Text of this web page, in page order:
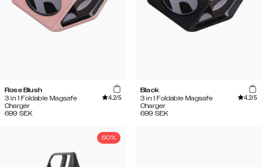
Rose Blush
3 in 1 Foldable Magsafe
Charger
4.2/5
699 SEK
Black
3 in 1 Foldable Magsafe
Charger
4.2/5
699 SEK
50%